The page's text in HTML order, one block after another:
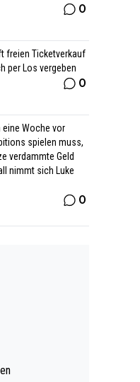
0
freien Ticketverkauf
per Los vergeben
0
eine Woche vor
spielen muss,
verdammte Geld
nimmt sich Luke
0